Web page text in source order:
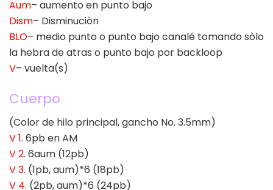
Aum– aumento en punto bajo
Dism– Disminuciòn
BLO– medio punto o punto bajo canalé tomando sòlo
la hebra de atras o punto bajo por backloop
V– vuelta(s)
Cuerpo
(Color de hilo principal, gancho No. 3.5mm)
V 1. 6pb en AM
V 2. 6aum (12pb)
V 3. (1pb, aum)*6 (18pb)
V 4. (2pb, aum)*6 (24pb)